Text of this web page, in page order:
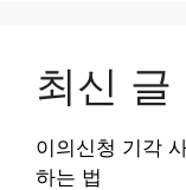
최신 글
이의신청 기각
하는 법